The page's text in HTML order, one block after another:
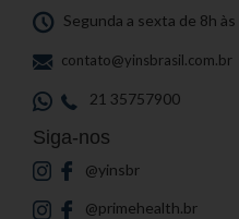
Segunda a sexta de 8h
contato@yinsbrasil.com.br
21 35757900
Siga-nos
@yinsbr
@primehealth.br